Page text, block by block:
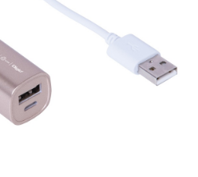
ッテリー
電できます。